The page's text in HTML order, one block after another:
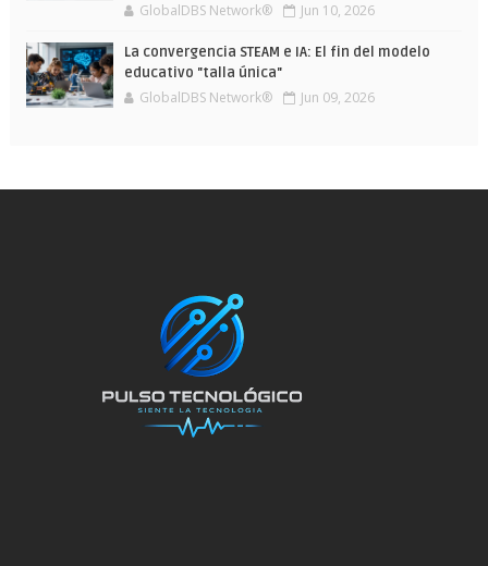
GlobalDBS Network® Jun 10, 2026
La convergencia STEAM e IA: El fin del modelo
educativo "talla única"
GlobalDBS Network® Jun 09, 2026